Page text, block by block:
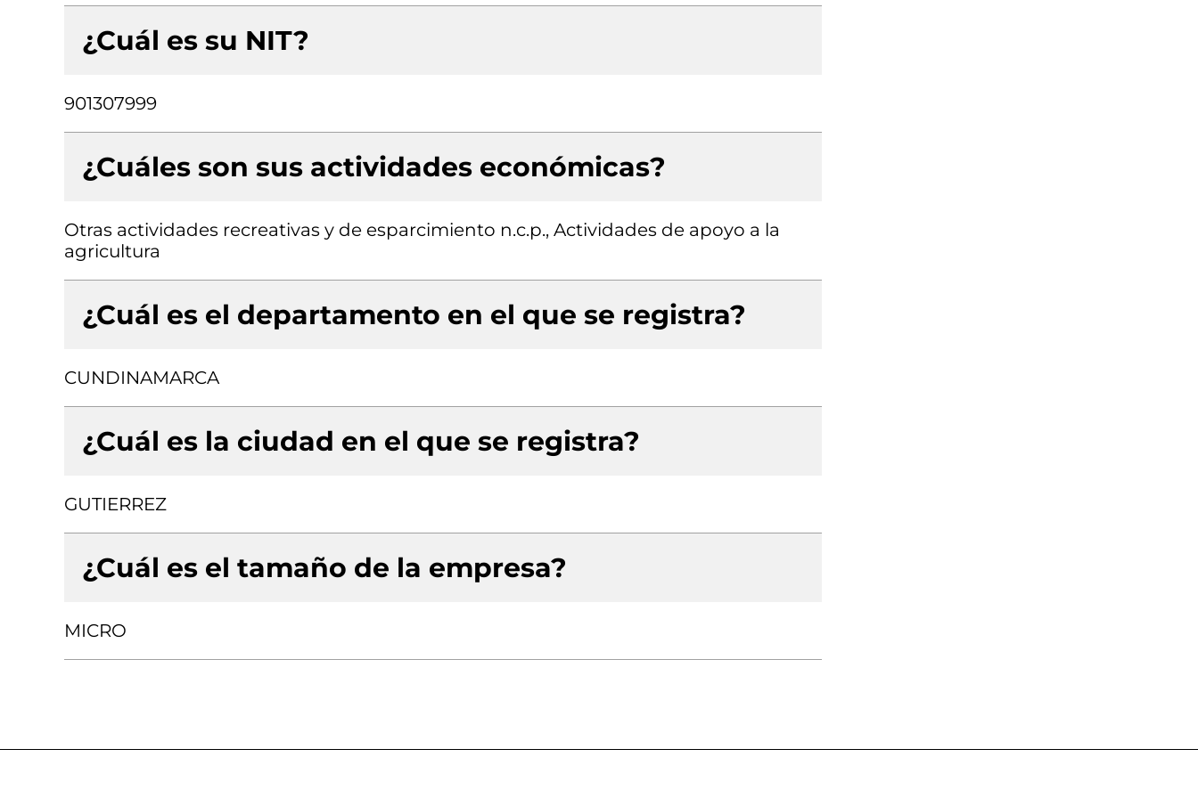
¿Cuál es su NIT?
901307999
¿Cuáles son sus actividades económicas?
Otras actividades recreativas y de esparcimiento n.c.p., Actividades de apoyo a la
agricultura
¿Cuál es el departamento en el que se registra?
CUNDINAMARCA
¿Cuál es la ciudad en el que se registra?
GUTIERREZ
¿Cuál es el tamaño de la empresa?
MICRO